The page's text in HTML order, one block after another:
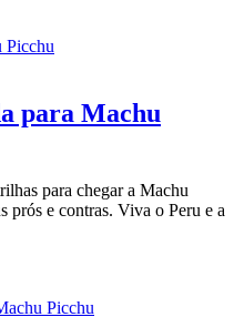
para Machu
para chegar a Machu
prós e contras. Viva o Peru e a